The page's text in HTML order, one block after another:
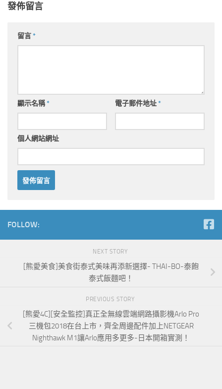
發佈留言
留言*
顯示名稱* 電子郵件地址*
個人網站網址
FOLLOW:
NEXT STORY
[熊愛美食]美食街泰式美味再添新選擇- THAI-BO-泰飽
泰式飯麵吧！
PREVIOUS STORY
[熊愛4C][安全監控]真正全無線雲端網路攝影機Arlo Pro
三機包2018在台上市，齊全周邊配件加上NETGEAR
Nighthawk M1讓Arlo應用多更多-日本開箱實測！